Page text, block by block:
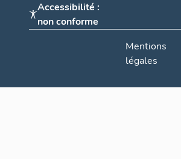
Accessibilité :
non conforme
Mentions
légales